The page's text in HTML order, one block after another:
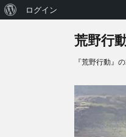
荒野行
『荒野行動』
WordPress
ログイン